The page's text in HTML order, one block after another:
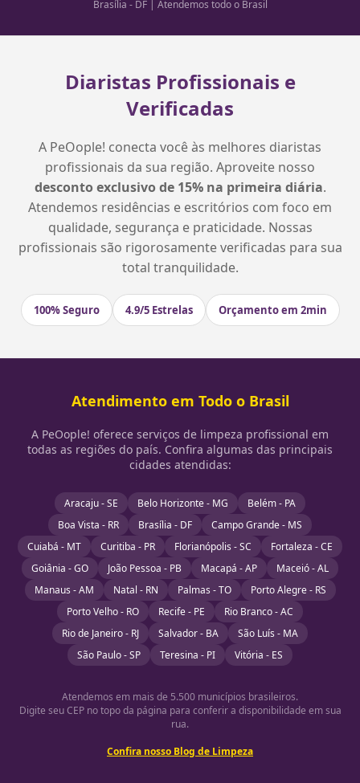
Brasília - DF | Atendemos todo o Brasil
Diaristas Profissionais e
Verificadas
A PeOople! conecta você às melhores diaristas
profissionais da sua região. Aproveite nosso
desconto exclusivo de 15% na primeira diária.
Atendemos residências e escritórios com foco em
qualidade, segurança e praticidade. Nossas
profissionais são rigorosamente verificadas para sua
total tranquilidade.
100% Seguro 4.9/5 Estrelas Orçamento em 2min
Atendimento em Todo o Brasil
A PeOople! oferece serviços de limpeza profissional em
todas as regiões do país. Confira algumas das principais
cidades atendidas:
Aracaju - SE Belo Horizonte - MG
Belém - PA
Boa Vista - RR
Brasília - DF
Campo Grande - MS
Cuiabá - MT
Curitiba - PR Florianópolis - SC
Fortaleza - CE
Goiânia - GO
João Pessoa - PB Macapá - AP
Maceió - AL
Manaus - AM
Natal - RN Palmas - TO
Porto Alegre - RS
Porto Velho - RO
Recife - PE
Rio Branco - AC
Rio de Janeiro - RJ
Salvador - BA
São Luís - MA
São Paulo - SP
Teresina - PI Vitória - ES
Atendemos em mais de 5.500 municípios brasileiros.
Digite seu CEP no topo da página para conferir a disponibilidade em sua
rua.
Confira nosso Blog de Limpeza